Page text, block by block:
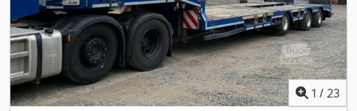
1 / 23